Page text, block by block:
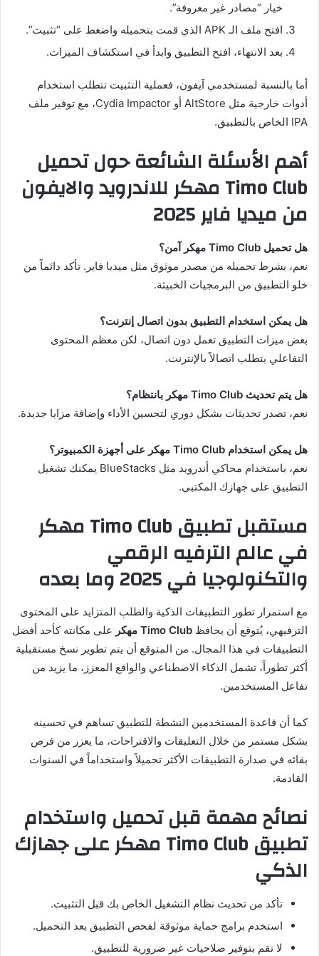
خيار “مصادر غير معروفة”.
افتح ملف الـ APK الذي قمت بتحميله واضغط على “تثبيت”.
بعد الانتهاء، افتح التطبيق وابدأ في استكشاف الميزات.
أما بالنسبة لمستخدمي آيفون، فعملية التثبيت تتطلب استخدام
أدوات خارجية مثل AltStore أو Cydia Impactor، مع توفير ملف
IPA الخاص بالتطبيق.
أهم الأسئلة الشائعة حول تحميل
Timo Club مهكر للاندرويد والايفون
من ميديا فاير 2025
هل تحميل Timo Club مهكر آمن؟
نعم، بشرط تحميله من مصدر موثوق مثل ميديا فاير. تأكد دائماً من
خلو التطبيق من البرمجيات الخبيثة.
هل يمكن استخدام التطبيق بدون اتصال إنترنت؟
بعض ميزات التطبيق تعمل دون اتصال، لكن معظم المحتوى
التفاعلي يتطلب اتصالاً بالإنترنت.
هل يتم تحديث Timo Club مهكر بانتظام؟
نعم، تصدر تحديثات بشكل دوري لتحسين الأداء وإضافة مزايا جديدة.
هل يمكن استخدام Timo Club مهكر على أجهزة الكمبيوتر؟
نعم، باستخدام محاكي أندرويد مثل BlueStacks يمكنك تشغيل
التطبيق على جهازك المكتبي.
مستقبل تطبيق Timo Club مهكر
في عالم الترفيه الرقمي
والتكنولوجيا في 2025 وما بعده
مع استمرار تطور التطبيقات الذكية والطلب المتزايد على المحتوى
الترفيهي، يُتوقع أن يحافظ Timo Club مهكر
على مكانته كأحد أفضل
التطبيقات في هذا المجال. من المتوقع أن يتم تطوير نسخ مستقبلية
أكثر تطوراً، تشمل الذكاء الاصطناعي والواقع المعزز، ما يزيد من
تفاعل المستخدمين.
كما أن قاعدة المستخدمين النشطة للتطبيق تساهم في تحسينه
بشكل مستمر من خلال التعليقات والاقتراحات، ما يعزز من فرص
بقائه في صدارة التطبيقات الأكثر تحميلاً واستخداماً في السنوات
القادمة.
نصائح مهمة قبل تحميل واستخدام
تطبيق Timo Club مهكر على جهازك
الذكي
تأكد من تحديث نظام التشغيل الخاص بك قبل التثبيت.
استخدم برامج حماية موثوقة لفحص التطبيق بعد التحميل.
لا تقم بتوفير صلاحيات غير ضرورية للتطبيق.